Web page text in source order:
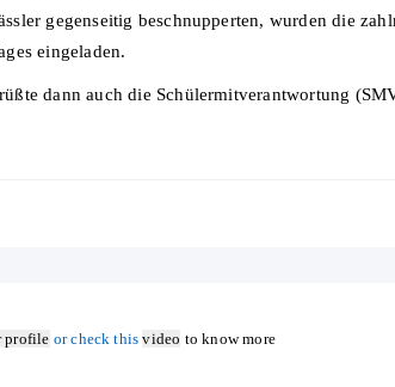
gegenseitig beschnupperten, wurden die
eingeladen.
dann auch die Schülermitverantwortung
profile or check thisvideo to know more